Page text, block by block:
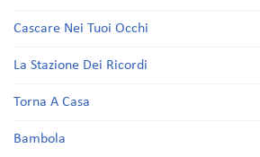
Cascare Nei Tuoi Occhi
La Stazione Dei Ricordi
Torna A Casa
Bambola